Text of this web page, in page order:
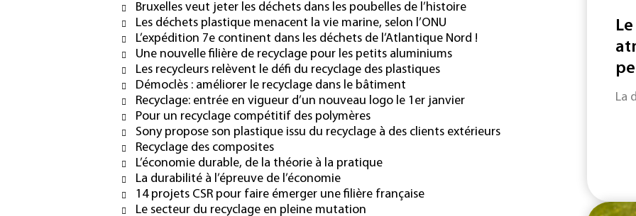
Bruxelles veut jeter les déchets dans les poubelles de l’histoire
Les déchets plastique menacent la vie marine, selon l’ONU
L’expédition 7e continent dans les déchets de l’Atlantique Nord !
Une nouvelle filière de recyclage pour les petits aluminiums
Les recycleurs relèvent le défi du recyclage des plastiques
Démoclès : améliorer le recyclage dans le bâtiment
Recyclage: entrée en vigueur d’un nouveau logo le 1er janvier
Pour un recyclage compétitif des polymères
Sony propose son plastique issu du recyclage à des clients extérieurs
Recyclage des composites
L’économie durable, de la théorie à la pratique
La durabilité à l’épreuve de l’économie
14 projets CSR pour faire émerger une filière française
Le secteur du recyclage en pleine mutation
La